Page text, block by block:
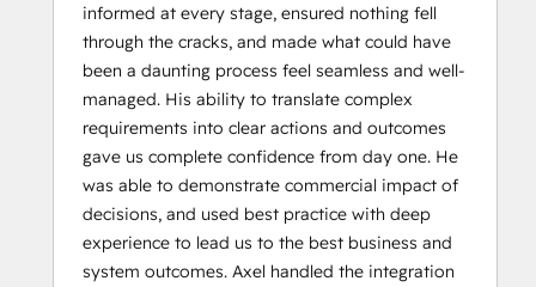
informed at every stage, ensured nothing fell
through the cracks, and made what could have
been a daunting process feel seamless and well-
managed. His ability to translate complex
requirements into clear actions and outcomes
gave us complete confidence from day one. He
was able to demonstrate commercial impact of
decisions, and used best practice with deep
experience to lead us to the best business and
system outcomes. Axel handled the integration